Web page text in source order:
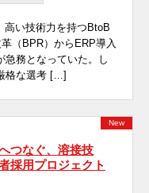
高い技術力を持つBtoB
（BPR）からERP導入
急務となっていた。し
格な選考 […]
つなぐ、溶接技
採用プロジェクト
New